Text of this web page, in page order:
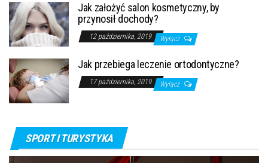
Jak założyć salon kosmetyczny, by
przynosił dochody?
12 października, 2019 Wyłącz
Jak przebiega leczenie ortodontyczne?
17 października, 2019 Wyłącz
SPORT I TURYSTYKA